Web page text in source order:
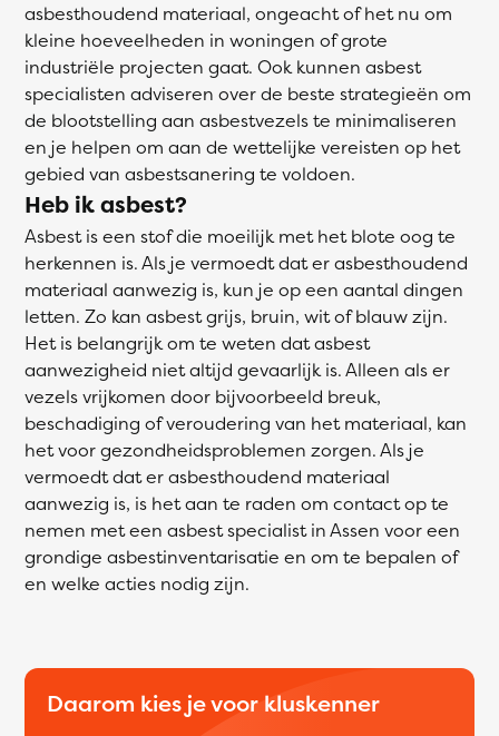
asbesthoudend materiaal, ongeacht of het nu om
kleine hoeveelheden in woningen of grote
industriële projecten gaat. Ook kunnen asbest
specialisten adviseren over de beste strategieën om
de blootstelling aan asbestvezels te minimaliseren
en je helpen om aan de wettelijke vereisten op het
gebied van asbestsanering te voldoen.
Heb ik asbest?
Asbest is een stof die moeilijk met het blote oog te
herkennen is. Als je vermoedt dat er asbesthoudend
materiaal aanwezig is, kun je op een aantal dingen
letten. Zo kan asbest grijs, bruin, wit of blauw zijn.
Het is belangrijk om te weten dat asbest
aanwezigheid niet altijd gevaarlijk is. Alleen als er
vezels vrijkomen door bijvoorbeeld breuk,
beschadiging of veroudering van het materiaal, kan
het voor gezondheidsproblemen zorgen. Als je
vermoedt dat er asbesthoudend materiaal
aanwezig is, is het aan te raden om contact op te
nemen met een asbest specialist in Assen voor een
grondige asbestinventarisatie en om te bepalen of
en welke acties nodig zijn.
Daarom kies je voor kluskenner